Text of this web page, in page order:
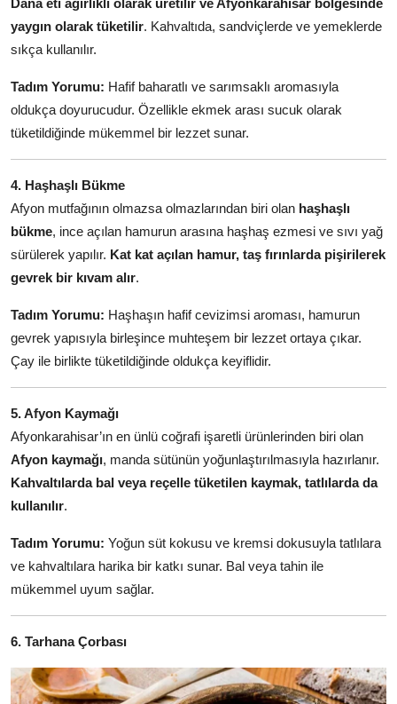
yaygın olarak tüketilir. Kahvaltıda, sandviçlerde ve yemeklerde
sıkça kullanılır.
Tadım Yorumu: Hafif baharatlı ve sarımsaklı aromasıyla
oldukça doyurucudur. Özellikle ekmek arası sucuk olarak
tüketildiğinde mükemmel bir lezzet sunar.
4. Haşhaşlı Bükme
Afyon mutfağının olmazsa olmazlarından biri olan haşhaşlı
bükme, ince açılan hamurun arasına haşhaş ezmesi ve sıvı yağ
sürülerek yapılır. Kat kat açılan hamur, taş fırınlarda pişirilerek
gevrek bir kıvam alır.
Tadım Yorumu: Haşhaşın hafif cevizimsi aroması, hamurun
gevrek yapısıyla birleşince muhteşem bir lezzet ortaya çıkar.
Çay ile birlikte tüketildiğinde oldukça keyiflidir.
5. Afyon Kaymağı
Afyonkarahisar’ın en ünlü coğrafi işaretli ürünlerinden biri olan
Afyon kaymağı, manda sütünün yoğunlaştırılmasıyla hazırlanır.
Kahvaltılarda bal veya reçelle tüketilen kaymak, tatlılarda da
kullanılır.
Tadım Yorumu: Yoğun süt kokusu ve kremsi dokusuyla tatlılara
ve kahvaltılara harika bir katkı sunar. Bal veya tahin ile
mükemmel uyum sağlar.
6. Tarhana Çorbası